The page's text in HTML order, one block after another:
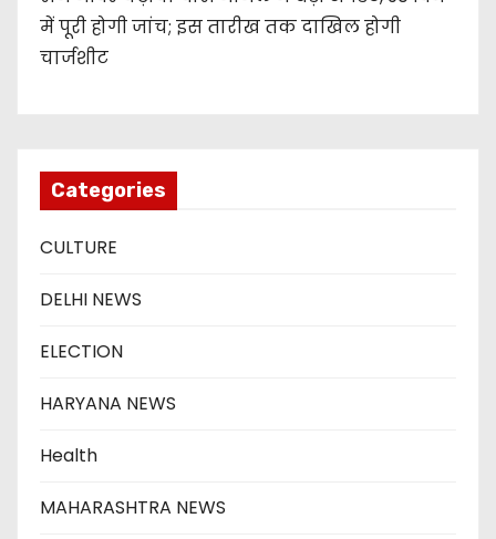
में पूरी होगी जांच; इस तारीख तक दाखिल होगी
चार्जशीट
Categories
CULTURE
DELHI NEWS
ELECTION
HARYANA NEWS
Health
MAHARASHTRA NEWS